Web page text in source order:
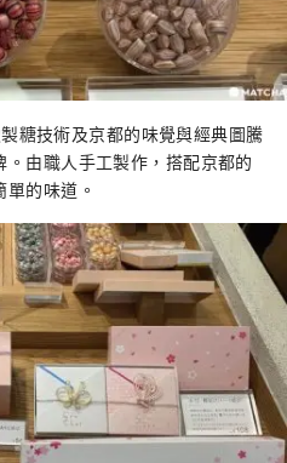
糖技術及京都的味覺與經典圖騰
由職人手工製作，搭配京都的
的味道。